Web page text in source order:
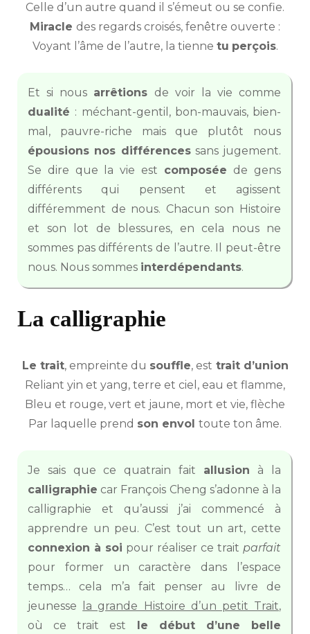
Celle d’un autre quand il s’émeut ou se confie.
Miracle des regards croisés, fenêtre ouverte :
Voyant l’âme de l’autre, la tienne tu perçois.
Et si nous arrêtions de voir la vie comme
dualité : méchant-gentil, bon-mauvais, bien-
mal, pauvre-riche mais que plutôt nous
épousions nos différencessans jugement.
Se dire que la vie est composée de gens
différents qui pensent et agissent
différemment de nous. Chacun son Histoire
et son lot de blessures, en cela nous ne
sommes pas différents de l’autre. Il peut-être
nous. Nous sommes interdépendants.
La calligraphie
Le trait, empreinte du souffle, est trait d’union
Reliant yin et yang, terre et ciel, eau et flamme,
Bleu et rouge, vert et jaune, mort et vie, flèche
Par laquelle prend son envol toute ton âme.
Je sais que ce quatrain fait allusion à la
calligraphie car François Cheng s’adonne à la
calligraphie et qu’aussi j’ai commencé à
apprendre un peu. C’est tout un art, cette
connexion à soi pour réaliser ce trait parfait
pour former un caractère dans l’espace
temps… cela m’a fait penser au livre de
jeunesse
la grande Histoire d’un petit Trait,
où ce trait est
le début d’une belle